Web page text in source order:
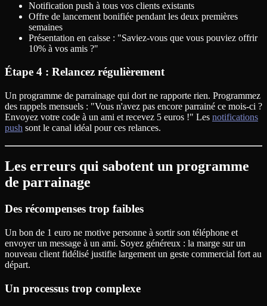
Notification push à tous vos clients existants
Offre de lancement bonifiée pendant les deux premières
semaines
Présentation en caisse : "Saviez-vous que vous pouviez offrir
10% à vos amis ?"
Étape 4 : Relancez régulièrement
Un programme de parrainage qui dort ne rapporte rien. Programmez
des rappels mensuels : "Vous n'avez pas encore parrainé ce mois-ci ?
Envoyez votre code à un ami et recevez 5 euros !" Les notifications
push sont le canal idéal pour ces relances.
Les erreurs qui sabotent un programme
de parrainage
Des récompenses trop faibles
Un bon de 1 euro ne motive personne à sortir son téléphone et
envoyer un message à un ami. Soyez généreux : la marge sur un
nouveau client fidélisé justifie largement un geste commercial fort au
départ.
Un processus trop complexe